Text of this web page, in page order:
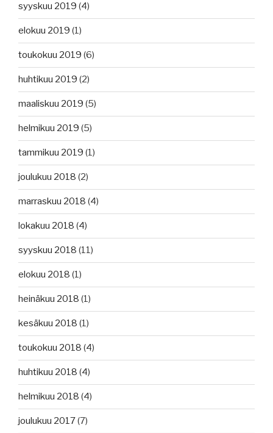
syyskuu 2019 (4)
elokuu 2019 (1)
toukokuu 2019 (6)
huhtikuu 2019 (2)
maaliskuu 2019 (5)
helmikuu 2019 (5)
tammikuu 2019 (1)
joulukuu 2018 (2)
marraskuu 2018 (4)
lokakuu 2018 (4)
syyskuu 2018 (11)
elokuu 2018 (1)
heinäkuu 2018 (1)
kesäkuu 2018 (1)
toukokuu 2018 (4)
huhtikuu 2018 (4)
helmikuu 2018 (4)
joulukuu 2017(7)